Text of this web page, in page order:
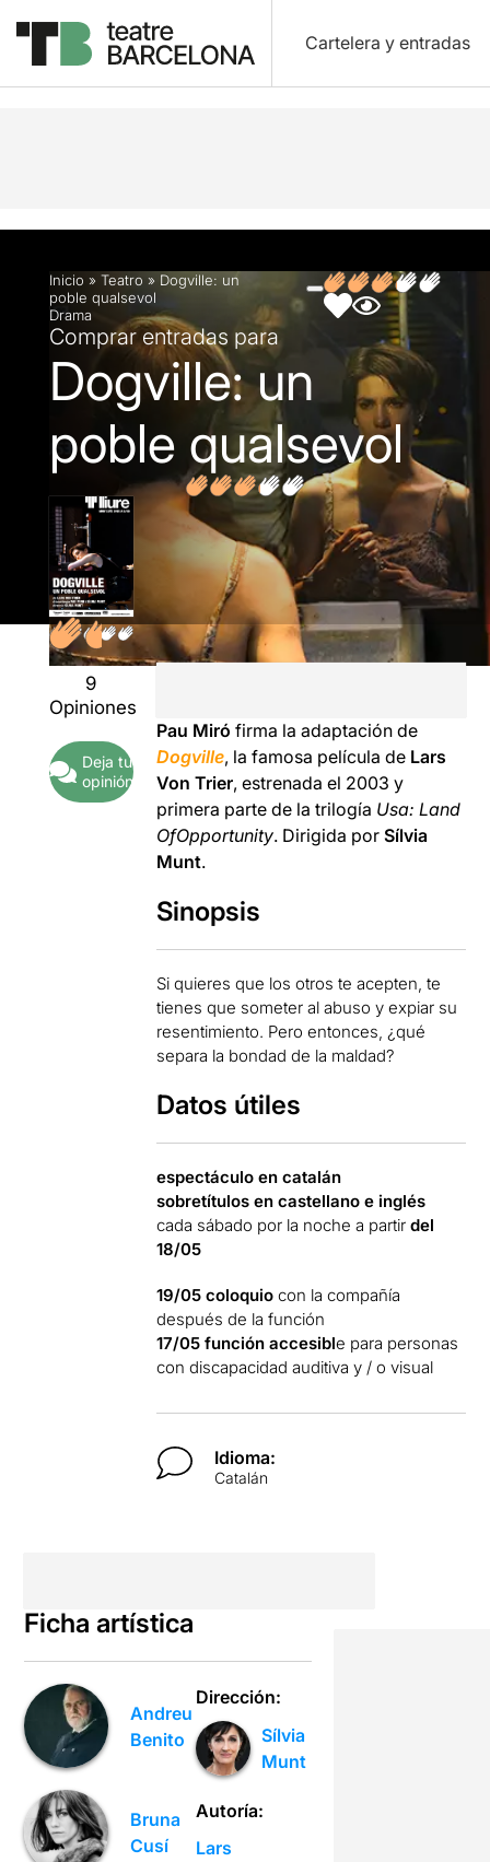
Cartelera y entradas
Descripción Ficha artística Fotos y vídeos
Inicio » Teatro » Dogville: un
poble qualsevol
Drama
Comprar entradas para
Dogville: un
poble qualsevol
9
Opiniones
Deja tu
opinión
Pau Miró firma la adaptación de
Dogville, la famosa película de Lars
Von Trier, estrenada el 2003 y
primera parte de la trilogía Usa: Land
OfOpportunity. Dirigida porSílvia
Munt.
Sinopsis
Si quieres que los otros te acepten, te
tienes que someter al abuso y expiar su
resentimiento. Pero entonces, ¿qué
separa la bondad de la maldad?
Datos útiles
espectáculo en catalán
sobretítulos en castellano e inglés
cada sábado por la noche a partirdel
18/05
19/05 coloquio con la compañía
después de la función
17/05 función accesible para personas
con discapacidad auditiva y / o visual
Idioma:
Catalán
Ficha artística
Andreu
Benito
Bruna
Cusí
Dirección:
Sílvia
Munt
Autoría:
Lars